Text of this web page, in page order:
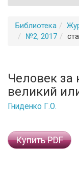
Библиотека
№2, 2017
Человек за
великий
Гниденко Г.О.
Купить PDF